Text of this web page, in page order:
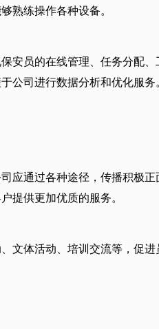
熟练操作各种设备。
安员的在线管理、任务分配、
公司进行数据分析和优化服务
应通过各种途径，传播积极
提供更加优质的服务。
文体活动、培训交流等，促